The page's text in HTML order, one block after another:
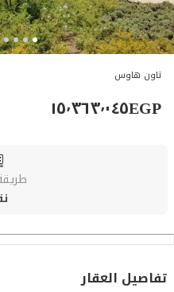
تاون هاوس
EGP١٥٬٣٦٣٬٠٤٥
تفاصيل العقار